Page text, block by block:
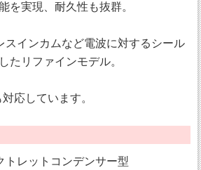
を実現、耐久性も抜群。
スインカムなど電波に対するシール
たリファインモデル。
応しています。
トレットコンデンサー型